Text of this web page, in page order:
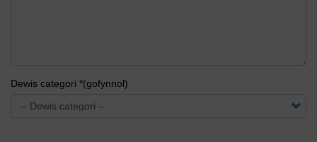
Dewis categori *(gofynnol)